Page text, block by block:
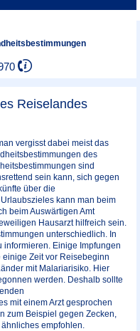
Reiselandes
vergisst dabei meist das
des
sind
sein kann, sich gegen
über die
kann man beim
beim Auswärtigen Amt
Hausarzt hilfreich sein.
unterschiedlich. In
informieren. Einige Impfungen
Zeit vor Reisebeginn
mit Malariarisiko. Hier
werden. Deshalb sollte
mit einem Arzt gesprochen
zum Beispiel gegen Zecken,
empfohlen.